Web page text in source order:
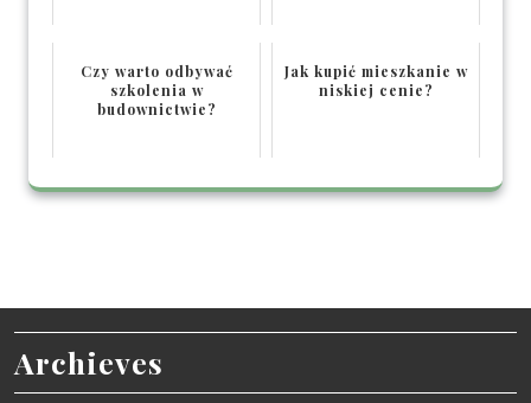
Czy warto odbywać
szkolenia w
budownictwie?
Jak kupić mieszkanie w
niskiej cenie?
Archieves